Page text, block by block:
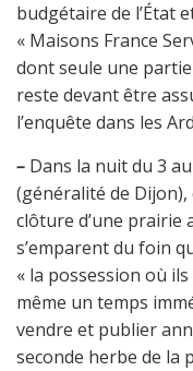
budgétaire de l’État
« Maisons France
dont seule une
reste devant être
l’enquête dans les
– Dans la nuit du 3
(généralité de
clôture d’une
s’emparent du foin
« la possession où
même un temps
vendre et publier
seconde herbe de la